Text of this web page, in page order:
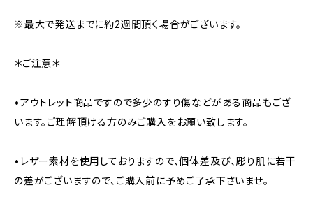
※最大で発送までに約2週間頂く場合がございます。
＊ご注意＊
•アウトレット商品ですので多少のすり傷などがある商品もござ
います。ご理解頂ける方のみご購入をお願い致します。
•レザー素材を使用しておりますので、個体差及び、彫り肌に若干
の差がございますので、ご購入前に予めご了承下さいませ。